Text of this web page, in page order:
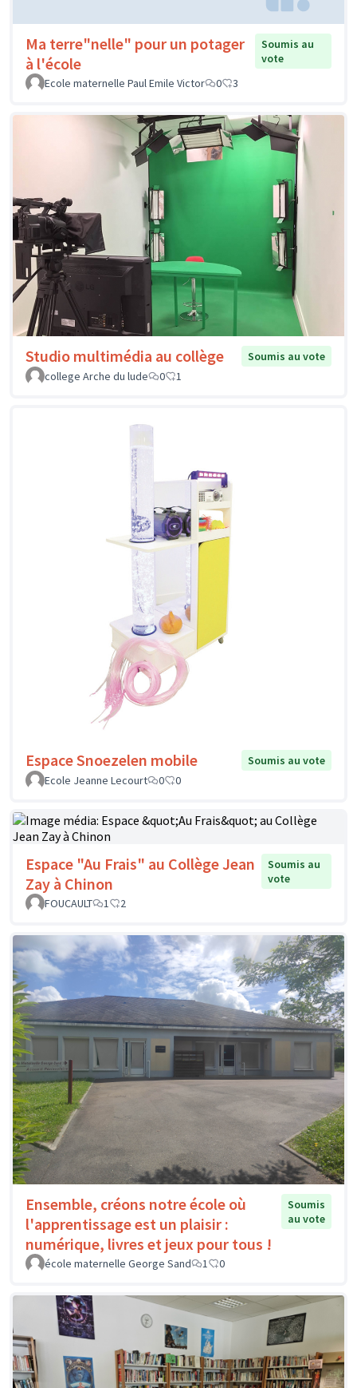
Ma terre"nelle" pour un potager
à l'école
Soumis au
vote
Ecole maternelle Paul Emile Victor
0 3
Studio multimédia au collège
Soumis au vote
college Arche du lude
0 1
Espace Snoezelen mobile
Soumis au vote
Ecole Jeanne Lecourt
0 0
Espace "Au Frais" au Collège Jean
Zay à Chinon
Soumis au
vote
FOUCAULT
1 2
Ensemble, créons notre école où
l'apprentissage est un plaisir :
numérique, livres et jeux pour tous !
Soumis
au vote
école maternelle George Sand 1 0